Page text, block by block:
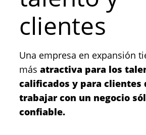
clientes
Una empresa en expansión
más atractiva para los
calificados y para clientes
trabajar con un negocio
confiable.